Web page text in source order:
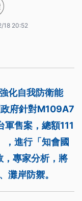
18 20:52
化自我防衛能
府針對M109A7
軍售案，總額111
進行「知會國
，專家分析，將
灘岸防禦。